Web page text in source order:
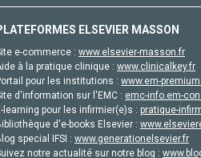
ELSEVIER MASSON
e-commerce : www.elsevier-masson.fr
à la pratique clinique : www.clinicalkey.fr
pour les institutions : www.em-
d'information sur l'EMC : emc-info.em-
learning pour les infirmier(e)s : pratique-
d'e-books Elsevier :
special IFSI : www.generationelsevier.fr
notre actualité sur notre blog :